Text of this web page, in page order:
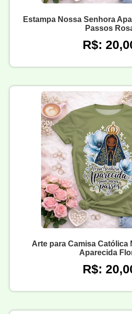
Estampa Nossa Senhora
Passos
R$:
Arte para Camisa Católica
Aparecida
R$: